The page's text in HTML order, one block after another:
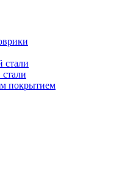
покрытием